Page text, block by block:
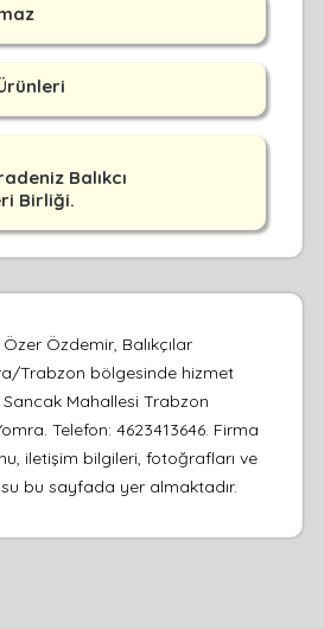
Balıkcı
Birliği.
Özer Özdemir, Balıkçılar
Trabzon bölgesinde hizmet
Mahallesi Trabzon
Telefon: 4623413646. Firma
iletişim bilgileri, fotoğrafları ve
bu sayfada yer almaktadır.